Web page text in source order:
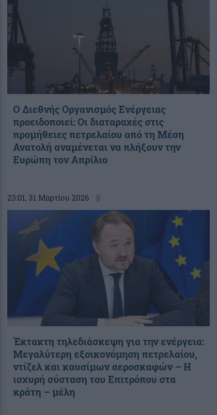
Ο Διεθνής Οργανισμός Ενέργειας
προειδοποιεί: Οι διαταραχές στις
προμήθειες πετρελαίου από τη Μέση
Ανατολή αναμένεται να πλήξουν την
Ευρώπη τον Απρίλιο
23:01, 31 Μαρτίου 2026 ||
Έκτακτη τηλεδιάσκεψη για την ενέργεια:
Μεγαλύτερη εξοικονόμηση πετρελαίου,
ντίζελ και καυσίμων αεροσκαφών – Η
ισχυρή σύσταση του Επιτρόπου στα
κράτη – μέλη